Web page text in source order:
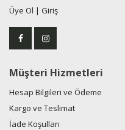
Üye Ol | Giriş
Müşteri Hizmetleri
Hesap Bilgileri ve Ödeme
Kargo ve Teslimat
İade Koşulları